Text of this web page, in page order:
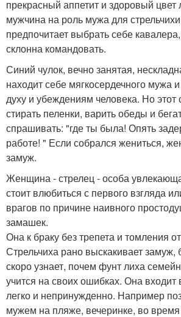
прекрасный аппетит и здоровый цвет
мужчина на роль мужа для
предпочитает выбрать себе
склонна командовать.
Синий чулок, вечно занятая,
находит себе мягкосердечного мужа
духу и убеждениям человека. Но этот
стирать пеленки, варить обеды и
спрашивать: "где ты была! Опять
работе! " Если собрался жениться,
замуж.
Женщина - стрелец - особа
стоит влюбиться с первого взгляда
врагов по причине наивного
замашек.
Она к браку без трепета и томления
Стрельчиха рано выскакивает замуж,
скоро узнает, почем фунт лиха
учится на своих ошибках. Она входит
легко и непринужденно. Например
мужем на пляже, вечеринке, во